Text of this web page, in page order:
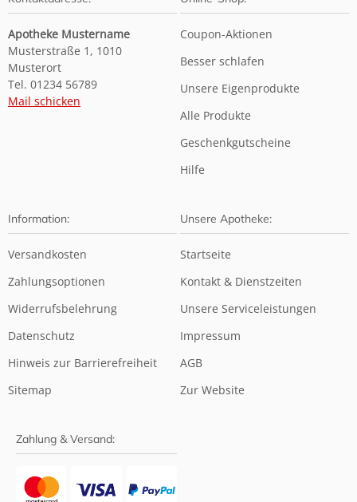
Apotheke Mustername
Musterstraße 1, 1010
Musterort
Tel. 01234 56789
Mail schicken
Coupon-Aktionen
Besser schlafen
Unsere Eigenprodukte
Alle Produkte
Geschenkgutscheine
Hilfe
Information:
Versandkosten
Zahlungsoptionen
Widerrufsbelehrung
Datenschutz
Hinweis zur Barrierefreiheit
Sitemap
Unsere Apotheke:
Startseite
Kontakt & Dienstzeiten
Unsere Serviceleistungen
Impressum
AGB
Zur Website
Zahlung & Versand: